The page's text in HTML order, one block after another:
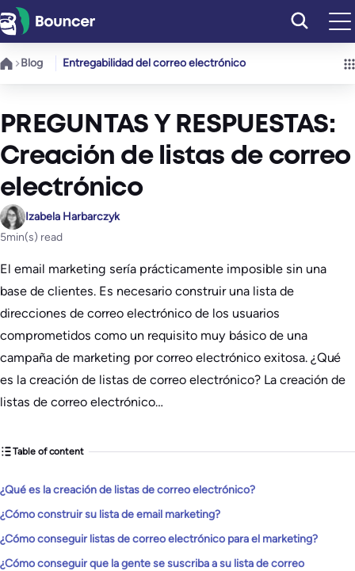
Saltar
al
contenido
Blog Entregabilidad del correo electrónico
PREGUNTAS Y RESPUESTAS:
Creación de listas de correo
electrónico
Izabela Harbarczyk
5min(s) read
El email marketing sería prácticamente imposible sin una
base de clientes. Es necesario construir una lista de
direcciones de correo electrónico de los usuarios
comprometidos como un requisito muy básico de una
campaña de marketing por correo electrónico exitosa. ¿Qué
es la creación de listas de correo electrónico? La creación de
listas de correo electrónico…
Table of content
¿Qué es la creación de listas de correo electrónico?
¿Cómo construir su lista de email marketing?
¿Cómo conseguir listas de correo electrónico para el marketing?
¿Cómo conseguir que la gente se suscriba a su lista de correo